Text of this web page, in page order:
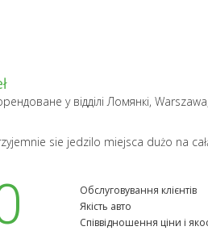
у відділі Ломянкі,
sie jedzilo miejsca dużo na
Обслуговування клієнтів
Якість авто
Співвідношення ціни і